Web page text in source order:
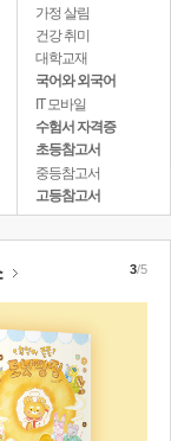
가정 살림
건강 취미
대학교재
국어와 외국어
IT 모바일
수험서 자격증
초등참고서
중등참고서
고등참고서
3/5